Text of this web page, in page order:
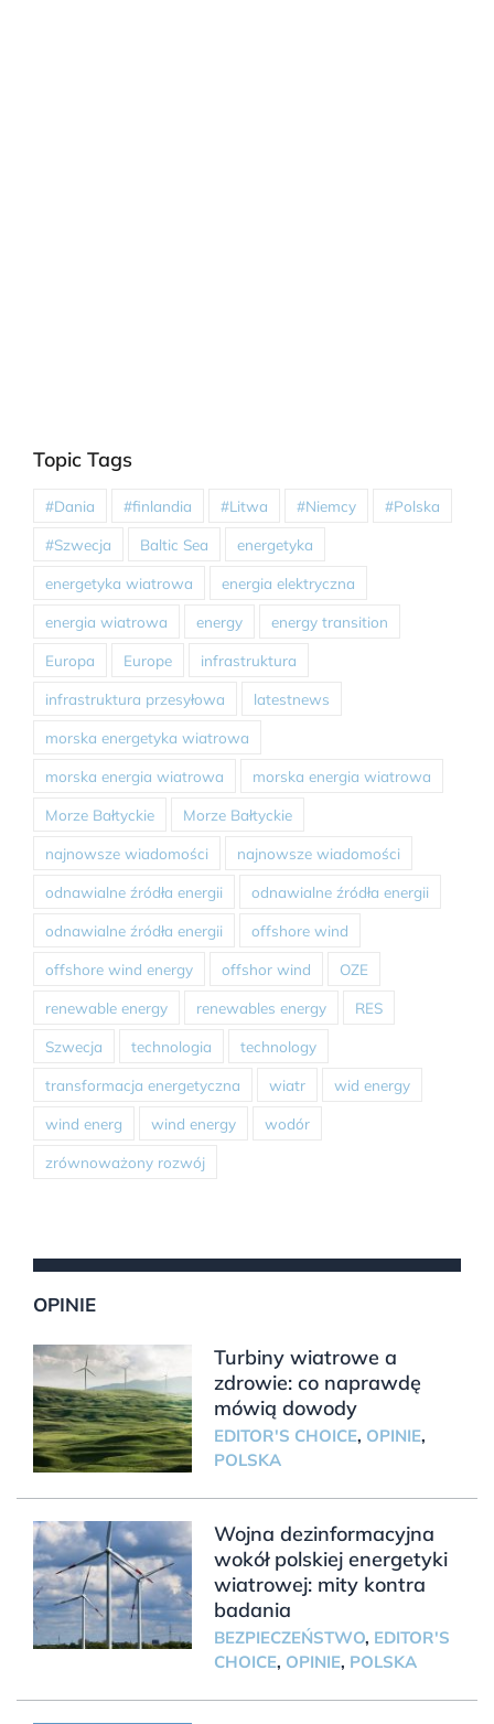
Topic Tags
#Dania #finlandia #Litwa #Niemcy #Polska
#Szwecja Baltic Sea energetyka
energetyka wiatrowa energia elektryczna
energia wiatrowa energy energy transition
Europa Europe infrastruktura
infrastruktura przesyłowa latestnews
morska energetyka wiatrowa
morska energia wiatrowa morska energia wiatrowa
Morze Bałtyckie Morze Bałtyckie
najnowsze wiadomości najnowsze wiadomości
odnawialne źródła energii odnawialne źródła energii
odnawialne źródła energii offshore wind
offshore wind energy offshor wind OZE
renewable energy renewables energy RES
Szwecja technologia technology
transformacja energetyczna wiatr wid energy
wind energ wind energy wodór
zrównoważony rozwój
OPINIE
Turbiny wiatrowe a
zdrowie: co naprawdę
mówią dowody
EDITOR'S CHOICE, OPINIE,
POLSKA
Wojna dezinformacyjna
wokół polskiej energetyki
wiatrowej: mity kontra
badania
BEZPIECZEŃSTWO, EDITOR'S
CHOICE, OPINIE, POLSKA